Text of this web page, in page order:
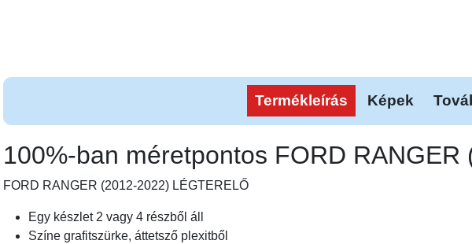
Termékleírás Képek
100%-ban méretpontos FORD
FORD RANGER (2012-2022) LÉGTERELŐ
Egy készlet 2 vagy 4 részből áll
Színe grafitszürke, áttetsző plexitből